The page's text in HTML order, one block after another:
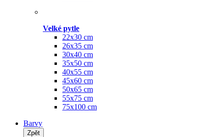
Velké pytle
22x30 cm
26x35 cm
30x40 cm
35x50 cm
40x55 cm
45x60 cm
50x65 cm
55x75 cm
75x100 cm
Barvy
Zpět